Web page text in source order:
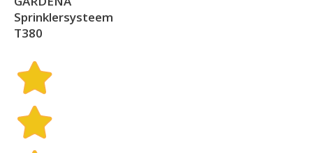
Sprinklersysteem
T380